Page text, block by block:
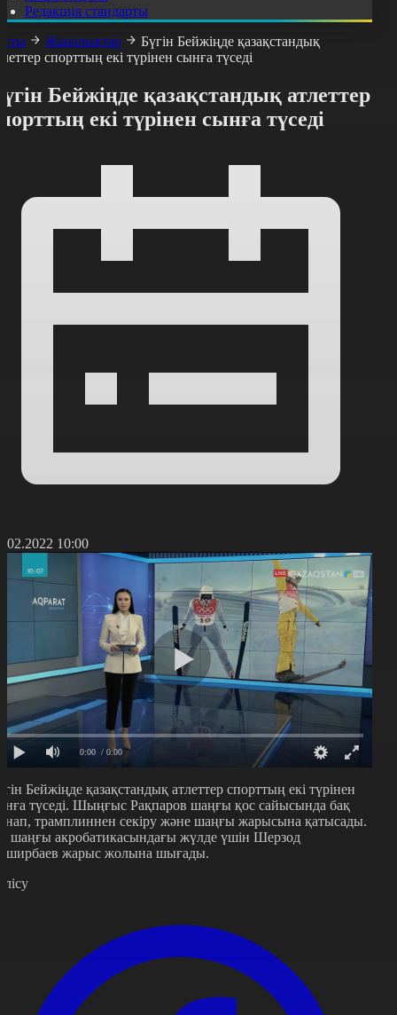
Редакция стандарты
Жаңалықтар
Бүгін Бейжіңде қазақстандық
спорттың екі түрінен сынға түседі
Бейжіңде қазақстандық атлеттер
екі түрінен сынға түседі
10:00
0:00 / 0:00
Бейжіңде қазақстандық атлеттер спорттың екі түрінен
түседі. Шыңғыс Рақпаров шаңғы қос сайысында бақ
трамплиннен секіру және шаңғы жарысына қатысады.
шаңғы акробатикасындағы жүлде үшін Шерзод
жарыс жолына шығады.